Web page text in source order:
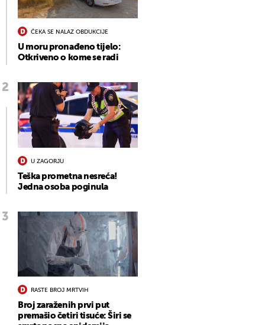
ČEKA SE NALAZ OBDUKCIJE
U moru pronađeno tijelo:
Otkriveno o kome se radi
U ZAGORJU
Teška prometna nesreća!
Jedna osoba poginula
RASTE BROJ MRTVIH
Broj zaraženih prvi put
premašio četiri tisuće: Širi se